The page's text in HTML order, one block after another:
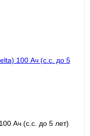
Ач (с.с. до 5 лет)